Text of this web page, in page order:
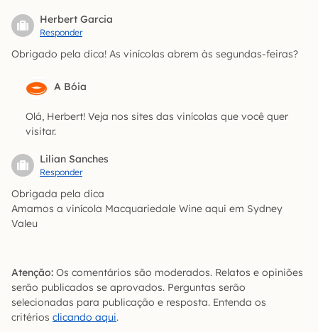
Herbert Garcia
Responder
Obrigado pela dica! As vinícolas abrem às segundas-feiras?
A Bóia
Olá, Herbert! Veja nos sites das vinícolas que você quer
visitar.
Lilian Sanches
Responder
Obrigada pela dica
Amamos a vinícola Macquariedale Wine aqui em Sydney
Valeu
Atenção: Os comentários são moderados. Relatos e opiniões
serão publicados se aprovados. Perguntas serão
selecionadas para publicação e resposta. Entenda os
critérios clicando aqui.